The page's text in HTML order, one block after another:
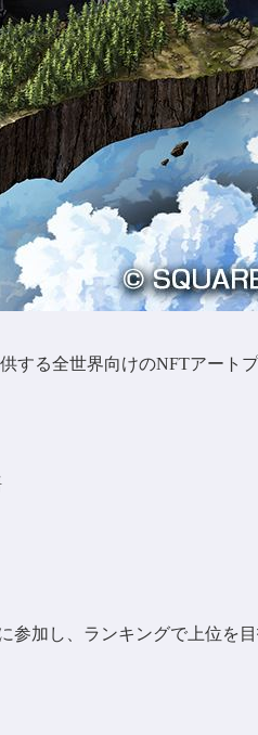
する全世界向けのNFTアート
参加し、ランキングで上位を